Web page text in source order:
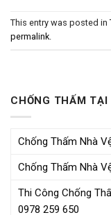
This entry was posted in
permalink.
CHỐNG THẤM TẠI
Chống Thấm Nhà
Chống Thấm Nhà
Thi Công Chống
0978 259 650